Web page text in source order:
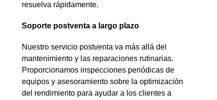
resuelva rápidamente.
Soporte postventa a largo plazo
Nuestro servicio postventa va más allá del
mantenimiento y las reparaciones rutinarias.
Proporcionamos inspecciones periódicas de
equipos y asesoramiento sobre la optimización
del rendimiento para ayudar a los clientes a